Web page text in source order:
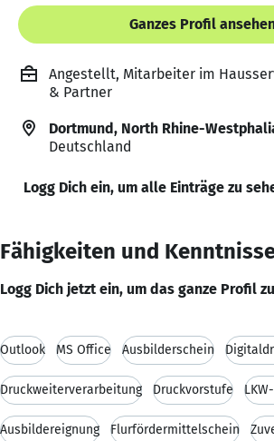
Ganzes Profil
Angestellt, Mitarbeiter im
& Partner
Dortmund, North Rhine-
Deutschland
Logg Dich ein, um alle Einträge zu
Fähigkeiten und
Logg Dich jetzt ein, um das ganze Profil
Outlook MS Office Ausbilderschein
Druckweiterverarbeitung Druckvorstufe
Ausbildereignung Flurfördermittelschein